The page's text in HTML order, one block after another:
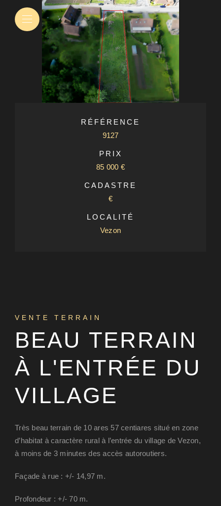
RÉFÉRENCE
9127
PRIX
85 000 €
CADASTRE
€
LOCALITÉ
Vezon
VENTE TERRAIN
BEAU TERRAIN
À L'ENTRÉE DU
VILLAGE
Très beau terrain de 10 ares 57 centiares situé en zone
d’habitat à caractère rural à l’entrée du village de Vezon,
à moins de 3 minutes des accès autoroutiers.
Façade à rue : +/- 14,97 m.
Profondeur : +/- 70 m.